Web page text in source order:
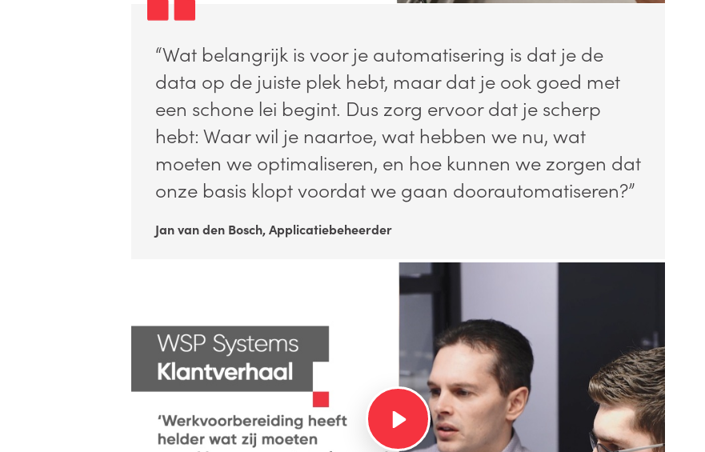
“Wat belangrijk is voor je automatisering is dat je de
data op de juiste plek hebt, maar dat je ook goed met
een schone lei begint. Dus zorg ervoor dat je scherp
hebt: Waar wil je naartoe, wat hebben we nu, wat
moeten we optimaliseren, en hoe kunnen we zorgen dat
onze basis klopt voordat we gaan doorautomatiseren?”
Jan van den Bosch, Applicatiebeheerder